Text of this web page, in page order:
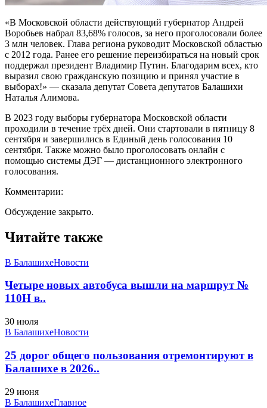
«В Московской области действующий губернатор Андрей
Воробьев набрал 83,68% голосов, за него проголосовали более
3 млн человек. Глава региона руководит Московской областью
с 2012 года. Ранее его решение переизбираться на новый срок
поддержал президент Владимир Путин. Благодарим всех, кто
выразил свою гражданскую позицию и принял участие в
выборах!» — сказала депутат Совета депутатов Балашихи
Наталья Алимова.
В 2023 году выборы губернатора Московской области
проходили в течение трёх дней. Они стартовали в пятницу 8
сентября и завершились в Единый день голосования 10
сентября. Также можно было проголосовать онлайн с
помощью системы ДЭГ — дистанционного электронного
голосования.
Комментарии:
Обсуждение закрыто.
Читайте также
В БалашихеНовости
Четыре новых автобуса вышли на маршрут №
110Н в..
30 июля
В БалашихеНовости
25 дорог общего пользования отремонтируют в
Балашихе в 2026..
29 июня
В БалашихеГлавное